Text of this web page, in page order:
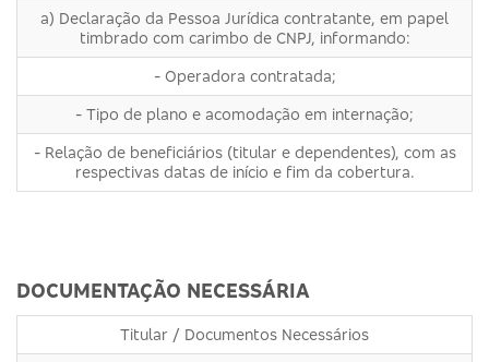
a) Declaração da Pessoa Jurídica contratante, em papel
timbrado com carimbo de CNPJ, informando:
- Operadora contratada;
- Tipo de plano e acomodação em internação;
- Relação de beneficiários (titular e dependentes), com as
respectivas datas de início e fim da cobertura.
DOCUMENTAÇÃO NECESSÁRIA
Titular / Documentos Necessários